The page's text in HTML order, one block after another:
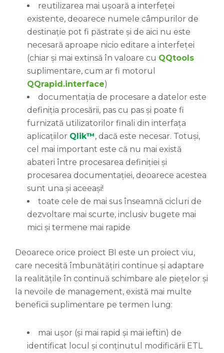
reutilizarea mai ușoară a interfeței
existente, deoarece numele câmpurilor de
destinație pot fi păstrate și de aici nu este
necesară aproape nicio editare a interfeței
(chiar și mai extinsă în valoare cu QQtools
suplimentare, cum ar fi motorul
QQrapid.interface)
documentația de procesare a datelor este
definiția procesării, pas cu pas și poate fi
furnizată utilizatorilor finali din interfața
aplicațiilor Qlik™, dacă este necesar. Totuși,
cel mai important este că nu mai există
abateri între procesarea definiției și
procesarea documentației, deoarece acestea
sunt una și aceeași!
toate cele de mai sus înseamnă cicluri de
dezvoltare mai scurte, inclusiv bugete mai
mici și termene mai rapide
Deoarece orice proiect BI este un proiect viu,
care necesită îmbunătățiri continue și adaptare
la realitățile în continuă schimbare ale piețelor și
la nevoile de management, există mai multe
beneficii suplimentare pe termen lung:
mai ușor (și mai rapid și mai ieftin) de
identificat locul și conținutul modificării ETL